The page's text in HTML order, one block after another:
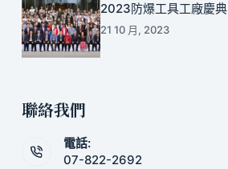
2023防爆工具工廠慶典
21 10 月, 2023
聯絡我們
電話:
07-822-2692